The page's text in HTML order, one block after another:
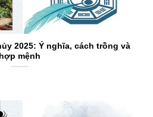
2025: Ý nghĩa, cách trồng và
hợp mệnh